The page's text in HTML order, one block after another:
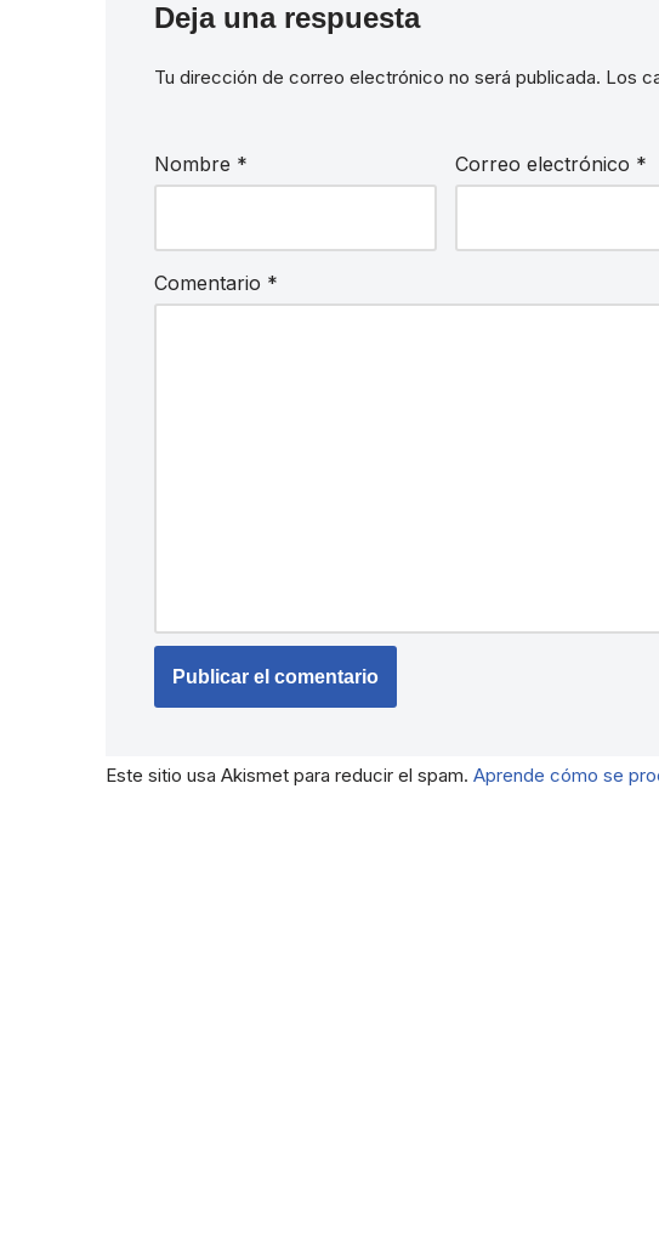
Deja una respuesta
Tu dirección de correo electrónico no será publicada. Los
Nombre * Correo electrónico *
Comentario *
Este sitio usa Akismet para reducir el spam. Aprende cómo se